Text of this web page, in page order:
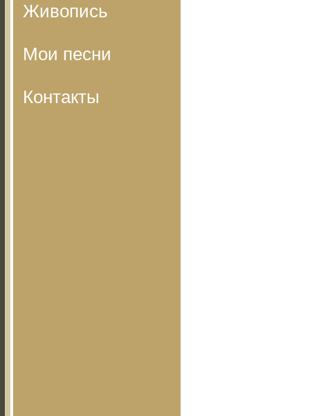
Живопись
Мои песни
Контакты